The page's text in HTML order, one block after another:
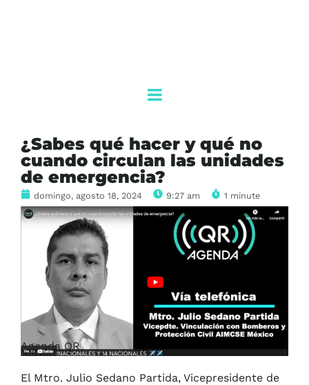
¿Sabes qué hacer y qué no
cuando circulan las unidades
de emergencia?
domingo, agosto 18, 2024 9:27 am 1 minute
Agenda QR
El Mtro. Julio Sedano Partida, Vicepresidente de